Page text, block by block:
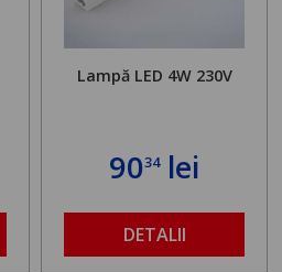
Lampă LED 4W 230V
9034lei
DETALII